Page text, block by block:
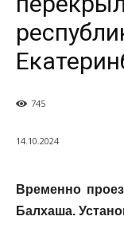
745
14.10.2024
Временно
Балхаша.